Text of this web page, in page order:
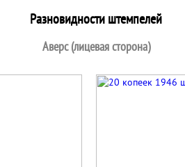
Разновидности штемпелей
Аверс (лицевая сторона)